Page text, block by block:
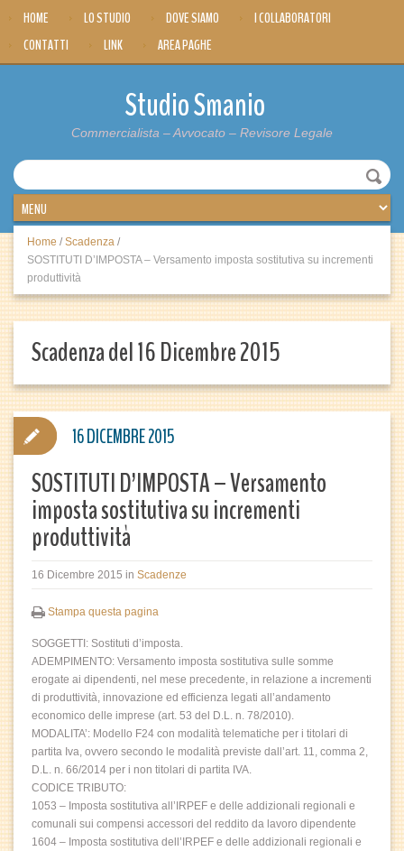
HOME LO STUDIO DOVE SIAMO
I COLLABORATORI
CONTATTI
LINK AREA PAGHE
Studio Smanio
Commercialista – Avvocato – Revisore Legale
Home / Scadenza /
SOSTITUTI D’IMPOSTA – Versamento imposta sostitutiva su incrementi
produttività
Scadenza del 16 Dicembre 2015
SOSTITUTI D’IMPOSTA – Versamento
imposta sostitutiva su incrementi
produttività
16 Dicembre 2015 in Scadenze
Stampa questa pagina
SOGGETTI: Sostituti d’imposta.
ADEMPIMENTO: Versamento imposta sostitutiva sulle somme
erogate ai dipendenti, nel mese precedente, in relazione a incrementi
di produttività, innovazione ed efficienza legati all’andamento
economico delle imprese (art. 53 del D.L. n. 78/2010).
MODALITA’: Modello F24 con modalità telematiche per i titolari di
partita Iva, ovvero secondo le modalità previste dall’art. 11, comma 2,
D.L. n. 66/2014 per i non titolari di partita IVA.
CODICE TRIBUTO:
1053 – Imposta sostitutiva all’IRPEF e delle addizionali regionali e
comunali sui compensi accessori del reddito da lavoro dipendente
1604 – Imposta sostitutiva dell’IRPEF e delle addizionali regionali e
16 DICEMBRE 2015